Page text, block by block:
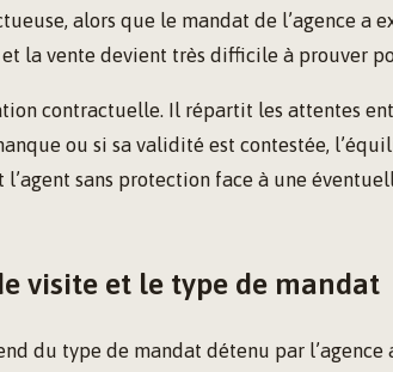
alors que le mandat de l’agence a
la vente devient très difficile à prouver
contractuelle. Il répartit les attentes
ou si sa validité est contestée,
l’agent sans protection face à une
visite et le type de mandat
du type de mandat détenu par l’agence